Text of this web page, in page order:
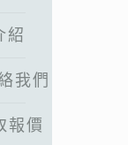
紹
我們
報價